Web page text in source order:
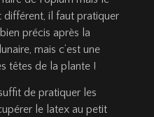
il faut pratiquer
précis après la
mais c’est une
têtes de la plante !
de pratiquer les
le latex au petit